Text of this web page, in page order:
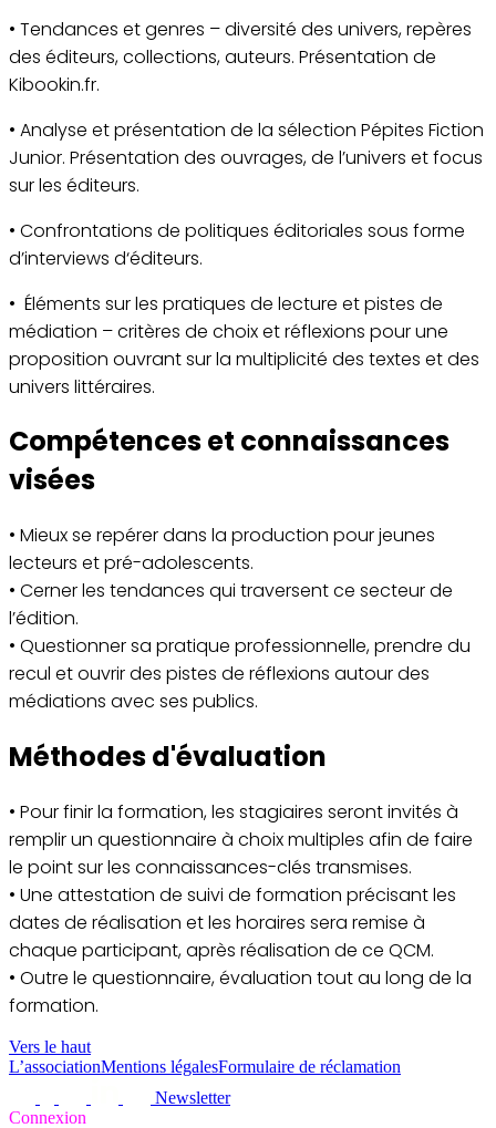
• Tendances et genres – diversité des univers, repères
des éditeurs, collections, auteurs. Présentation de
Kibookin.fr.
• Analyse et présentation de la sélection Pépites Fiction
Junior. Présentation des ouvrages, de l’univers et focus
sur les éditeurs.
• Confrontations de politiques éditoriales sous forme
d’interviews d‘éditeurs.
• Éléments sur les pratiques de lecture et pistes de
médiation – critères de choix et réflexions pour une
proposition ouvrant sur la multiplicité des textes et des
univers littéraires.
Compétences et connaissances
visées
• Mieux se repérer dans la production pour jeunes
lecteurs et pré-adolescents.
• Cerner les tendances qui traversent ce secteur de
l’édition.
• Questionner sa pratique professionnelle, prendre du
recul et ouvrir des pistes de réflexions autour des
médiations avec ses publics.
Méthodes d'évaluation
• Pour finir la formation, les stagiaires seront invités à
remplir un questionnaire à choix multiples afin de faire
le point sur les connaissances-clés transmises.
• Une attestation de suivi de formation précisant les
dates de réalisation et les horaires sera remise à
chaque participant, après réalisation de ce QCM.
• Outre le questionnaire, évaluation tout au long de la
formation.
Vers le haut
L’associationMentions légalesFormulaire de réclamation
Newsletter
Connexion